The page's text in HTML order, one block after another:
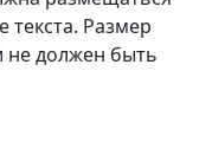
текста. Размер
не должен быть